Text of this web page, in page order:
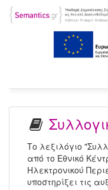
Το λεξιλόγιο
από το Εθνικό
Ηλεκτρονικού
υποστηρίξει τις